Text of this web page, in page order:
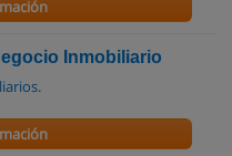
Inmobiliario